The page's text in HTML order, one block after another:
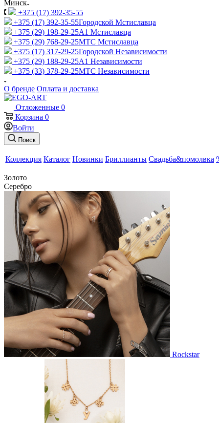
Минск
+375 (17) 392-35-55
+375 (17) 392-35-55Городской Мстиславца
+375 (29) 198-29-25A1 Мстиславца
+375 (29) 768-29-25МТС Мстиславца
+375 (17) 317-29-25Городской Независимости
+375 (29) 188-29-25A1 Независимости
+375 (33) 378-29-25МТС Независимости
О бренде Оплата и доставка
Отложенные 0
Корзина 0
Войти
Поиск
Коллекция Каталог Новинки Бриллианты Свадьба&помолвка
Золото
Серебро
Rockstar